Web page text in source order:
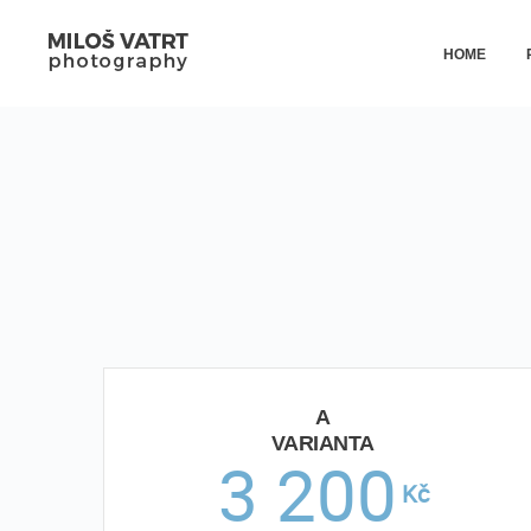
HOME
A
VARIANTA
3 200 Kč